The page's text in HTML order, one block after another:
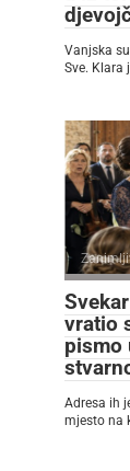
Vanjska
Sve. Klara
vratio
pismo
Adresa ih
mjesto na